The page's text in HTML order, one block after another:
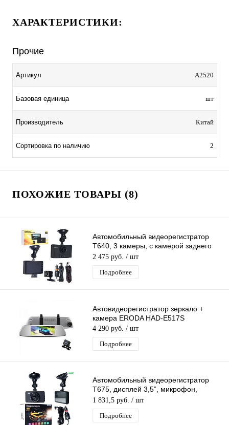
ХАРАКТЕРИСТИКИ:
Прочие
Артикул A2520
Базовая единица шт
Производитель Китай
Сортировка по наличию 2
ПОХОЖИЕ ТОВАРЫ (8)
Автомобильный видеорегистратор
T640, 3 камеры, с камерой заднего
вида,
2 475 руб. / шт
Подробнее
Автовидеорегистратор зеркало +
камера ERODA HAD-E517S
4 290 руб. / шт
Подробнее
Автомобильный видеорегистратор
T675, дисплей 3,5”, микрофон,
ночная съемка
1 831,5 руб. / шт
Подробнее